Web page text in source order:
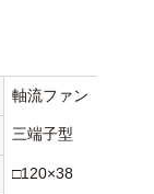
軸流ファン
三端子型
□120×38